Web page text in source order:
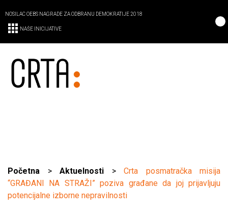
NOSILAC OEBS NAGRADE ZA ODBRANU DEMOKRATIJE 2018
NAŠE INICIJATIVE
Početna > Aktuelnosti > Crta posmatračka misija
“GRAĐANI NA STRAŽI” poziva građane da joj prijavljuju
potencijalne izborne nepravilnosti